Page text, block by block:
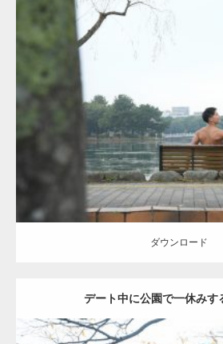
公園のマッチョ
ダウンロード
ダウンロード
デート中に公園で一休みす